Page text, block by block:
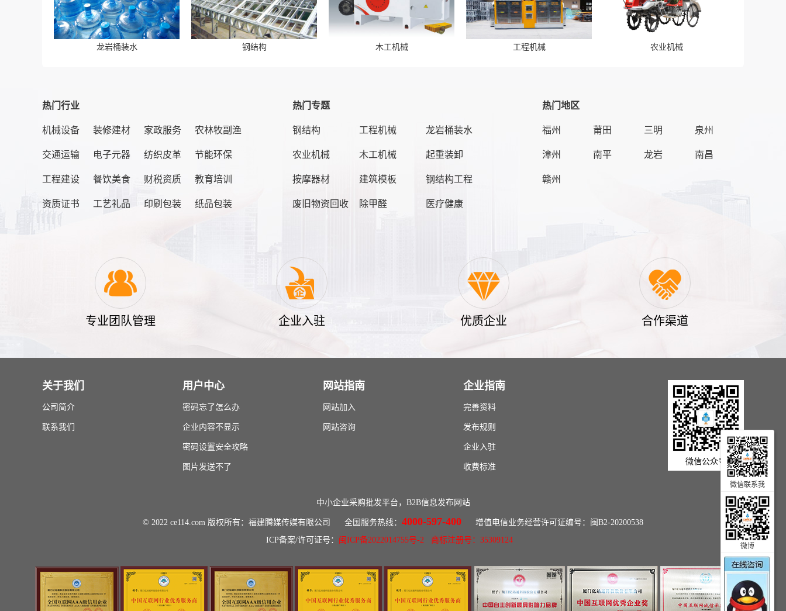
龙岩桶装水 钢结构 木工机械 工程机械 农业机械
热门行业
机械设备 装修建材 家政服务 农林牧副渔
交通运输 电子元器 纺织皮革 节能环保
工程建设 餐饮美食 财税资质 教育培训
资质证书 工艺礼品 印刷包装 纸品包装
热门专题
钢结构 工程机械 龙岩桶装水
农业机械 木工机械 起重装卸
按摩器材 建筑模板 钢结构工程
废旧物资回收 除甲醛 医疗健康
热门地区
福州 莆田 三明 泉州
漳州 南平 龙岩 南昌
赣州
专业团队管理 企业入驻 优质企业 合作渠道
微信联系我
微博
关于我们
公司简介
联系我们
用户中心
密码忘了怎么办
企业内容不显示
密码设置安全攻略
图片发送不了
网站指南
网站加入
网站咨询
企业指南
完善资料
发布规则
企业入驻
收费标准
微信公众号
中小企业采购批发平台，B2B信息发布网站
© 2022 ce114.com 版权所有：福建腾媒传媒有限公司 全国服务热线： 4000-597-400 增值电信业务经营许可证编号：闽B2-20200538
ICP备案/许可证号： 闽ICP备2022014755号-2 商标注册号：35309124